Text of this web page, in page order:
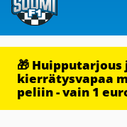
🎁
kierrätysvapaa
peliin - vain 1